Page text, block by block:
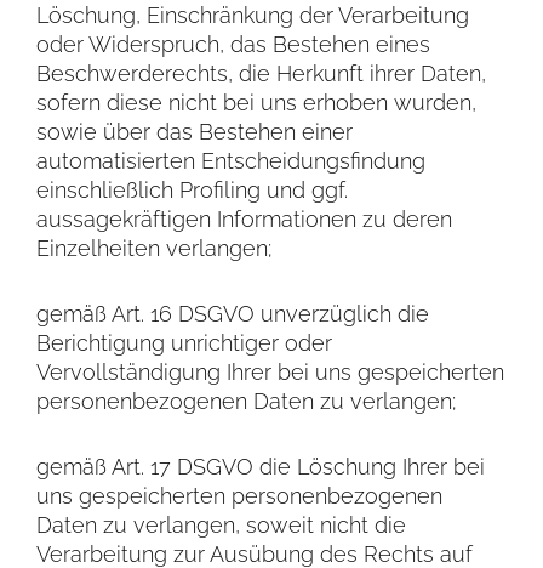
Löschung, Einschränkung der Verarbeitung
oder Widerspruch, das Bestehen eines
Beschwerderechts, die Herkunft ihrer Daten,
sofern diese nicht bei uns erhoben wurden,
sowie über das Bestehen einer
automatisierten Entscheidungsfindung
einschließlich Profiling und ggf.
aussagekräftigen Informationen zu deren
Einzelheiten verlangen;
gemäß Art. 16 DSGVO unverzüglich die
Berichtigung unrichtiger oder
Vervollständigung Ihrer bei uns gespeicherten
personenbezogenen Daten zu verlangen;
gemäß Art. 17 DSGVO die Löschung Ihrer bei
uns gespeicherten personenbezogenen
Daten zu verlangen, soweit nicht die
Verarbeitung zur Ausübung des Rechts auf